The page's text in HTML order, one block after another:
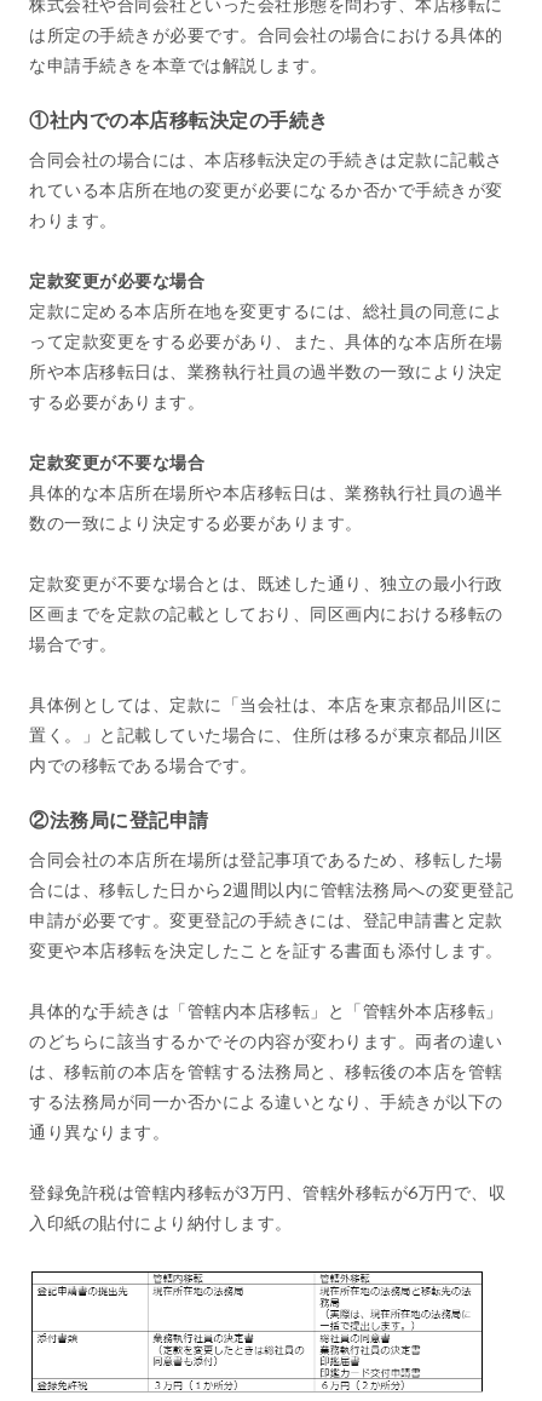
株式会社や合同会社といった会社形態を問わず、本店移転に
は所定の手続きが必要です。合同会社の場合における具体的
な申請手続きを本章では解説します。
①社内での本店移転決定の手続き
合同会社の場合には、本店移転決定の手続きは定款に記載さ
れている本店所在地の変更が必要になるか否かで手続きが変
わります。
定款変更が必要な場合
定款に定める本店所在地を変更するには、総社員の同意によ
って定款変更をする必要があり、また、具体的な本店所在場
所や本店移転日は、業務執行社員の過半数の一致により決定
する必要があります。
定款変更が不要な場合
具体的な本店所在場所や本店移転日は、業務執行社員の過半
数の一致により決定する必要があります。
定款変更が不要な場合とは、既述した通り、独立の最小行政
区画までを定款の記載としており、同区画内における移転の
場合です。
具体例としては、定款に「当会社は、本店を東京都品川区に
置く。」と記載していた場合に、住所は移るが東京都品川区
内での移転である場合です。
②法務局に登記申請
合同会社の本店所在場所は登記事項であるため、移転した場
合には、移転した日から2週間以内に管轄法務局への変更登記
申請が必要です。変更登記の手続きには、登記申請書と定款
変更や本店移転を決定したことを証する書面も添付します。
具体的な手続きは「管轄内本店移転」と「管轄外本店移転」
のどちらに該当するかでその内容が変わります。両者の違い
は、移転前の本店を管轄する法務局と、移転後の本店を管轄
する法務局が同一か否かによる違いとなり、手続きが以下の
通り異なります。
登録免許税は管轄内移転が3万円、管轄外移転が6万円で、収
入印紙の貼付により納付します。